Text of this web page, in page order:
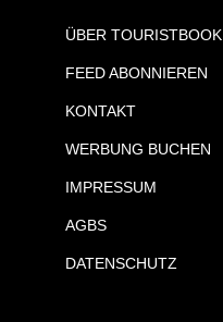
ÜBER TOURISTBOOK
FEED ABONNIEREN
KONTAKT
WERBUNG BUCHEN
IMPRESSUM
AGBS
DATENSCHUTZ